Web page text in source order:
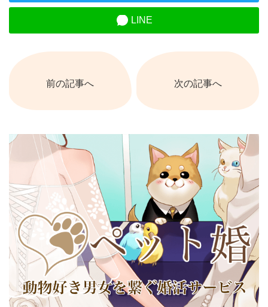
LINE
前の記事へ 次の記事へ